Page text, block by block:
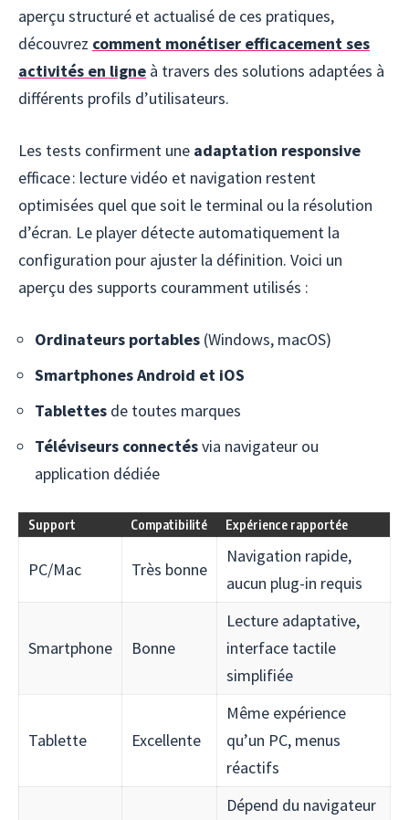
aperçu structuré et actualisé de ces pratiques,
découvrez comment monétiser efficacement ses
activités en ligne à travers des solutions adaptées à
différents profils d’utilisateurs.
Les tests confirment une adaptation responsive
efficace : lecture vidéo et navigation restent
optimisées quel que soit le terminal ou la résolution
d’écran. Le player détecte automatiquement la
configuration pour ajuster la définition. Voici un
aperçu des supports couramment utilisés :
Ordinateurs portables (Windows, macOS)
Smartphones Android et iOS
Tablettes de toutes marques
Téléviseurs connectésvia navigateur ou
application dédiée
Support Compatibilité Expérience rapportée
PC/Mac Très bonne
Navigation rapide,
aucun plug-in requis
Smartphone Bonne
Lecture adaptative,
interface tactile
simplifiée
Tablette Excellente
Même expérience
qu’un PC, menus
réactifs
Dépend du navigateur